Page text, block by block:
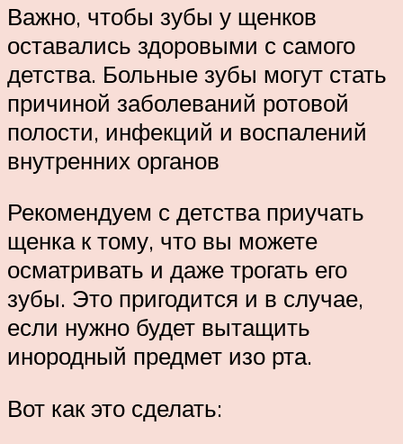
Важно, чтобы зубы у щенков
оставались здоровыми с самого
детства. Больные зубы могут стать
причиной заболеваний ротовой
полости, инфекций и воспалений
внутренних органов
Рекомендуем с детства приучать
щенка к тому, что вы можете
осматривать и даже трогать его
зубы. Это пригодится и в случае,
если нужно будет вытащить
инородный предмет изо рта.
Вот как это сделать: